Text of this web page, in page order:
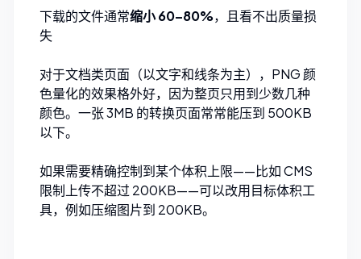
下载的文件通常缩小 60–80%，且看不出质量损
失
对于文档类页面（以文字和线条为主），PNG 颜
色量化的效果格外好，因为整页只用到少数几种
颜色。一张 3MB 的转换页面常常能压到 500KB
以下。
如果需要精确控制到某个体积上限——比如 CMS
限制上传不超过 200KB——可以改用目标体积工
具，例如压缩图片到 200KB。